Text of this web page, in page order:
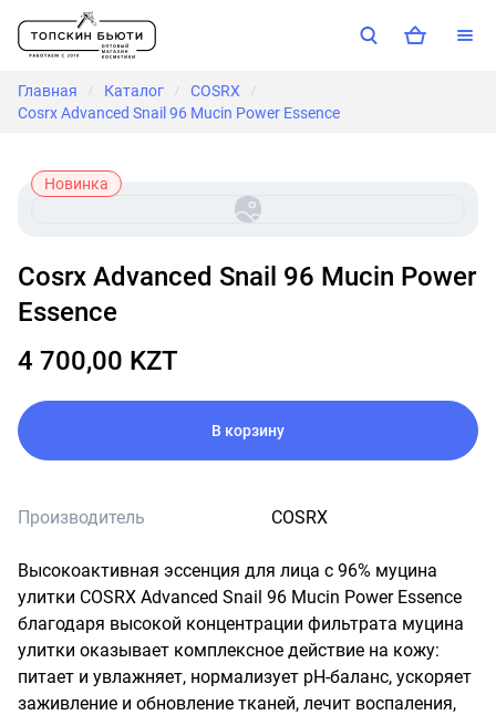
Главная / Каталог / COSRX /
Cosrx Advanced Snail 96 Mucin Power Essence
Новинка
Cosrx Advanced Snail 96 Mucin Power
Essence
4 700,00 KZT
В корзину
Производитель COSRX
Высокоактивная эссенция для лица с 96% муцина
улитки COSRX Advanced Snail 96 Mucin Power Essence
благодаря высокой концентрации фильтрата муцина
улитки оказывает комплексное действие на кожу:
питает и увлажняет, нормализует pH-баланс, ускоряет
заживление и обновление тканей, лечит воспаления,